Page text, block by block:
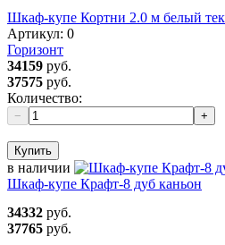
Шкаф-купе Кортни 2.0 м белый
Артикул: 0
Горизонт
34159 руб.
37575 руб.
Количество:
− +
Купить
в наличии
Шкаф-купе Крафт-8 дуб каньон
34332 руб.
37765 руб.